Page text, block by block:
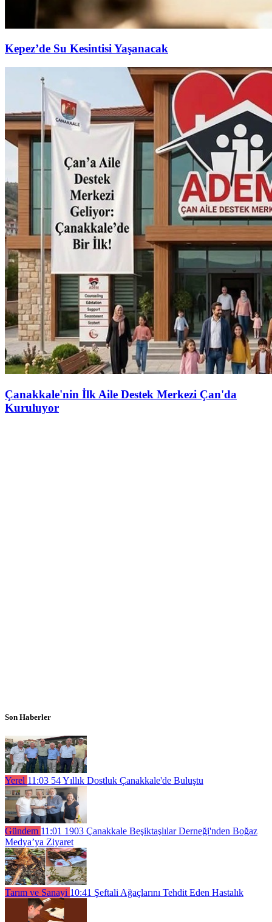
Kepez’de Su Kesintisi Yaşanacak
Çanakkale'nin İlk Aile Destek Merkezi Çan'da
Kuruluyor
Son Haberler
Yerel 11:03 54 Yıllık Dostluk Çanakkale'de Buluştu
Gündem 11:01 1903 Çanakkale Beşiktaşlılar Derneği'nden Boğaz
Medya’ya Ziyaret
Tarım ve Sanayi 10:41 Şeftali Ağaçlarını Tehdit Eden Hastalık